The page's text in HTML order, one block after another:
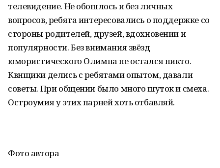
телевидение. Не обошлось и без личных
вопросов, ребята интересовались о поддержке со
стороны родителей, друзей, вдохновении и
популярности. Без внимания звёзд
юмористического Олимпа не остался никто.
Квнщики делись с ребятами опытом, давали
советы. При общении было много шуток и смеха.
Остроумия у этих парней хоть отбавляй.
Фото автора